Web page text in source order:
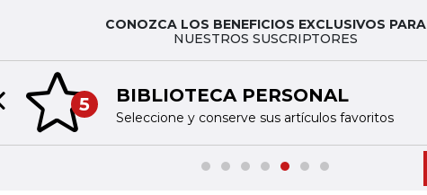
CONOZCA LOS BENEFICIOS EXCLUSIVOS PARA
NUESTROS SUSCRIPTORES
5 BIBLIOTECA PERSONAL
Seleccione y conserve sus artículos favoritos
slide